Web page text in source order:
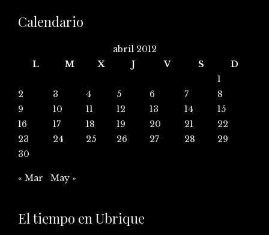
Calendario
abril 2012
L
M X J V S
D
1
2
3 4 5 6 7
8
9
10 11 12 13 14
15
16
17 18 19 20 21
22
23
24 25 26 27 28
29
30
« Mar May »
El tiempo en Ubrique